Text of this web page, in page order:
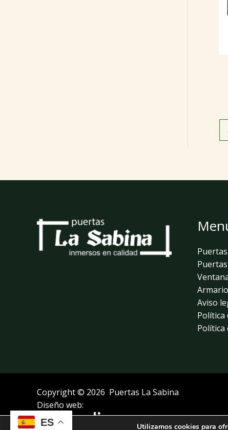
Aviso
Política
Política
Copyright © 2026 Puertas La Sabina
Diseño web:
ES
Utilizamos cookies para